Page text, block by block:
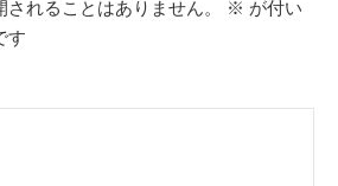
れることはありません。 ※ が付い
す